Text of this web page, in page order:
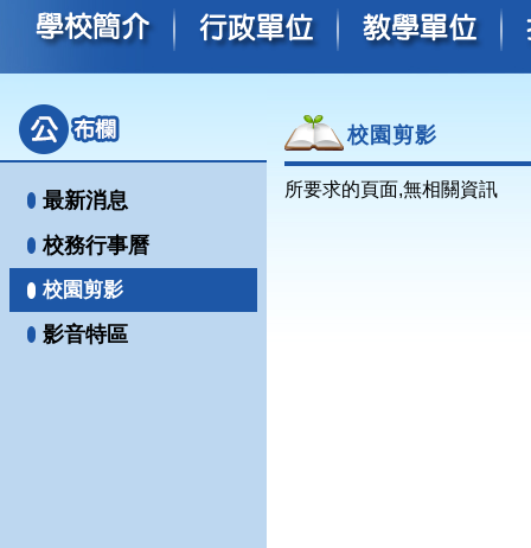
最新消息
校務行事曆
校園剪影
影音特區
校園剪影
所要求的頁面,無相關資訊